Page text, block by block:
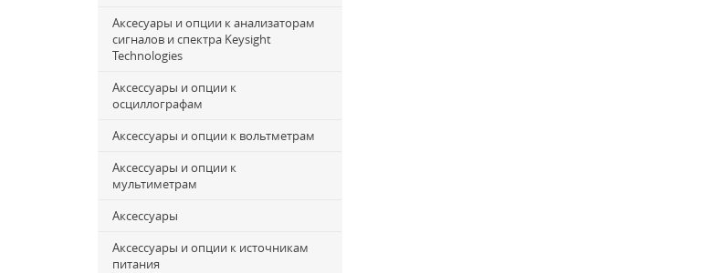
Аксесуары и опции к анализаторам
сигналов и спектра Keysight
Technologies
Аксессуары и опции к
осциллографам
Аксессуары и опции к вольтметрам
Аксессуары и опции к
мультиметрам
Аксессуары
Аксессуары и опции к источникам
питания